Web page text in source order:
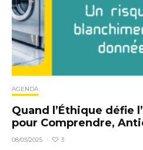
AGENDA
Quand l’Éthique défie
pour Comprendre,
08/03/2025 · 3